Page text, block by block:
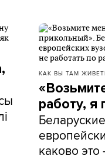
КАК ВЫ ТАМ
работу, я
каково это